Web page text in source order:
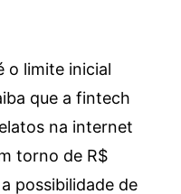
o limite inicial
que a fintech
na internet
torno de R$
possibilidade de